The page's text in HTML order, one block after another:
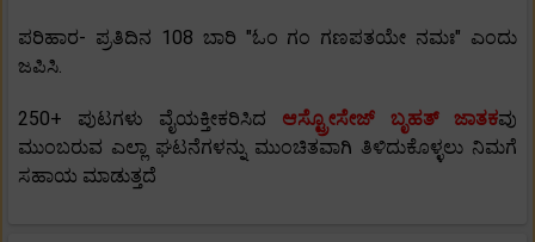
ಪರಿಹಾರ- ಪ್ರತಿದಿನ 108 ಬಾರಿ "ಓಂ ಗಂ ಗಣಪತಯೇ ನಮಃ" ಎಂದು
ಜಪಿಸಿ.
250+ ಪುಟಗಳು ವೈಯಕ್ತೀಕರಿಸಿದ ಆಸ್ಟ್ರೋಸೇಜ್ ಬೃಹತ್ ಜಾತಕವು
ಮುಂಬರುವ ಎಲ್ಲಾ ಘಟನೆಗಳನ್ನು ಮುಂಚಿತವಾಗಿ ತಿಳಿದುಕೊಳ್ಳಲು ನಿಮಗೆ
ಸಹಾಯ ಮಾಡುತ್ತದೆ